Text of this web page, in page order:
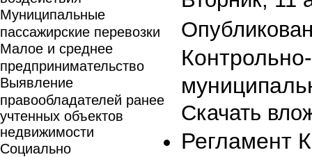
Муниципальные
пассажирские перевозки
Малое и среднее
предпринимательство
Выявление
правообладателей ранее
учтенных объектов
недвижимости
Социально
Скачать
Регламент